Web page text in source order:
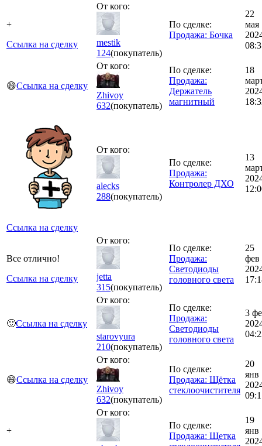
+
Ссылка на сделку
От кого:
mestik
124(покупатель)
По сделке:
Продажа: Бочка
22
мая
😄Ссылка на сделку
От кого:
Zhivoy
632(покупатель)
По сделке:
Продажа:
Держатель
магнитный
18
Ссылка на сделку
От кого:
alecks
288(покупатель)
По сделке:
Продажа:
Контролер ДХО
13
Все отлично!
Ссылка на сделку
От кого:
jetta
315(покупатель)
По сделке:
Продажа:
Светодиоды
головного света
25
фев
🙂Ссылка на сделку
От кого:
starovyura
210(покупатель)
По сделке:
Продажа:
Светодиоды
головного света
3
😄Ссылка на сделку
От кого:
Zhivoy
632(покупатель)
По сделке:
Продажа: Щётка
стеклоочистителя
20
янв
+
От кого:
По сделке:
Продажа: Щетка
19
янв